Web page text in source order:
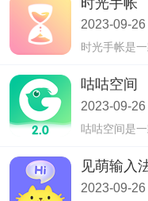
资源丰富和
2023-09-26
时光手帐是
软件，软件
单，让你随
的点滴。
咕咕空间
2023-09-26
咕咕空间是
谷歌框架，
GMS环境。
见萌输入
2023-09-26